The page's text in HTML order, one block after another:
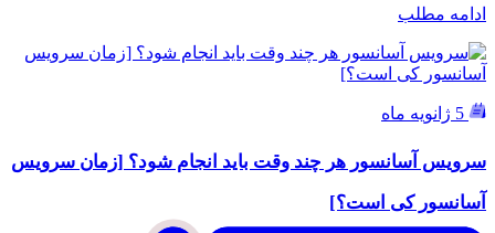
ادامه مطلب
سرویس آسانسور هر چند وقت باید انجام شود؟ [زمان سرویس
آسانسور کی است؟]